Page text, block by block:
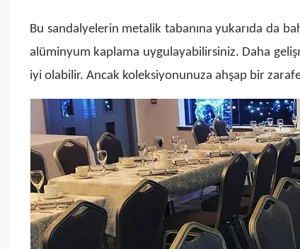
Bu sandalyelerin metalik tabanına yukarıda da
alüminyum kaplama uygulayabilirsiniz. Daha
iyi olabilir. Ancak koleksiyonunuza ahşap bir